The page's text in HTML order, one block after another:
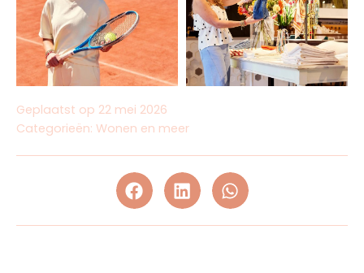
Geplaatst op 22 mei 2026
Categorieën: Wonen en meer